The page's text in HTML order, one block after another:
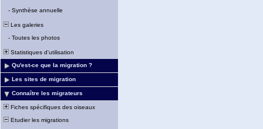
- Synthèse annuelle
Les galeries
- Toutes les photos
Statistiques d'utilisation
Qu'est-ce que la migration ?
Les sites de migration
Connaître les migrateurs
Fiches spécifiques des oiseaux
Etudier les migrations